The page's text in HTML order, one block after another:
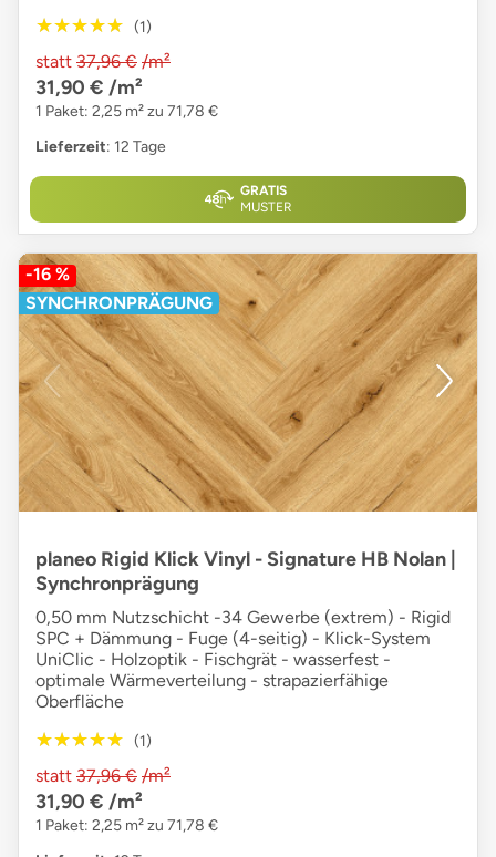
★★★★★
★★★★★ (1)
statt 37,96 € /m²
31,90 € /m²
1 Paket: 2,25 m² zu 71,78 €
Lieferzeit: 12 Tage
GRATIS
MUSTER
-16 %
SYNCHRONPRÄGUNG
planeo Rigid Klick Vinyl - Signature HB Nolan |
Synchronprägung
0,50 mm Nutzschicht -34 Gewerbe (extrem) - Rigid
SPC + Dämmung - Fuge (4-seitig) - Klick-System
UniClic - Holzoptik - Fischgrät - wasserfest -
optimale Wärmeverteilung - strapazierfähige
Oberfläche
★★★★★
★★★★★ (1)
statt 37,96 € /m²
31,90 € /m²
1 Paket: 2,25 m² zu 71,78 €